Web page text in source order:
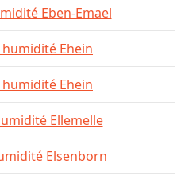
Eben-Emael
Ehein
Ehein
Ellemelle
Elsenborn